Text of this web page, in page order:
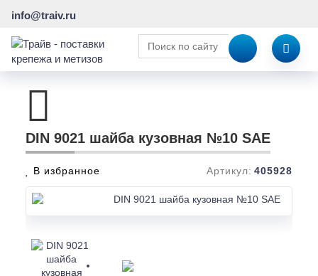
info@traiv.ru
DIN 9021 шайба кузовная №10 SAE
В избранное Артикул: 405928